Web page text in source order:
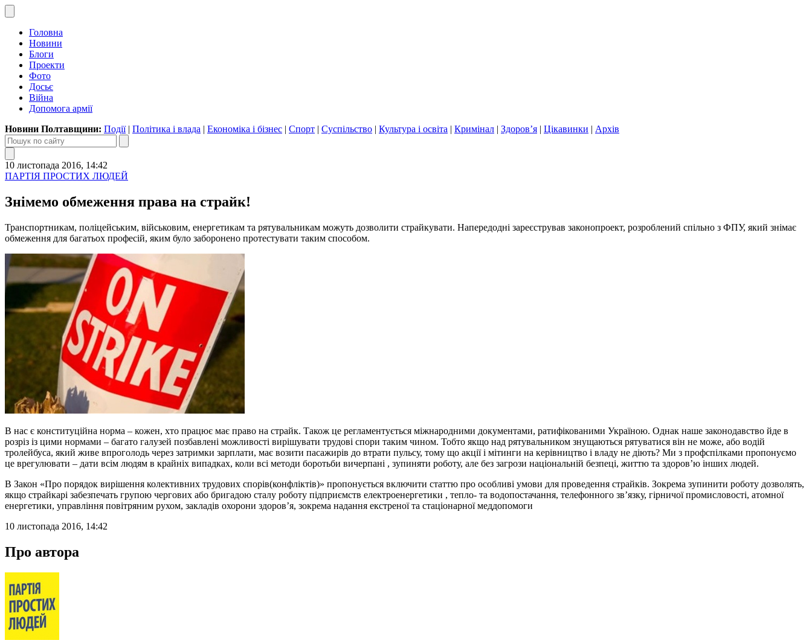
Головна
Новини
Блоги
Проекти
Фото
Досьє
Війна
Допомога армії
Новини Полтавщини: Події| Політика і влада | Економіка і бізнес | Спорт | Суспільство | Культура і освіта | Кримінал | Здоров’я | Цікавинки | Архів
10 листопада 2016, 14:42
ПАРТІЯ ПРОСТИХ ЛЮДЕЙ
Знімемо обмеження права на страйк!
Транспортникам, поліцейським, військовим, енергетикам та рятувальникам можуть дозволити страйкувати. Напередодні зареєстрував законопроект, розроблений спільно з ФПУ, який знімає
обмеження для багатьох професій, яким було заборонено протестувати таким способом.
В нас є конституційна норма – кожен, хто працює має право на страйк. Також це регламентується міжнародними документами, ратифікованими Україною. Однак наше законодавство йде в
розріз із цими нормами – багато галузей позбавлені можливості вирішувати трудові спори таким чином. Тобто якщо над рятувальником знущаються рятуватися він не може, або водій
тролейбуса, який живе впроголодь через затримки зарплати, має возити пасажирів до втрати пульсу, тому що акції і мітинги на керівництво і владу не діють? Ми з профспілками пропонуємо
це врегулювати – дати всім людям в крайніх випадках, коли всі методи боротьби вичерпані , зупиняти роботу, але без загрози національній безпеці, життю та здоров’ю інших людей.
В Закон «Про порядок вирішення колективних трудових спорів(конфліктів)» пропонується включити статтю про особливі умови для проведення страйків. Зокрема зупинити роботу дозволять,
якщо страйкарі забезпечать групою чергових або бригадою сталу роботу підприємств електроенергетики , тепло- та водопостачання, телефонного зв’язку, гірничої промисловості, атомної
енергетики, управління повітряним рухом, закладів охорони здоров’я, зокрема надання екстреної та стаціонарної меддопомоги
10 листопада 2016, 14:42
Про автора